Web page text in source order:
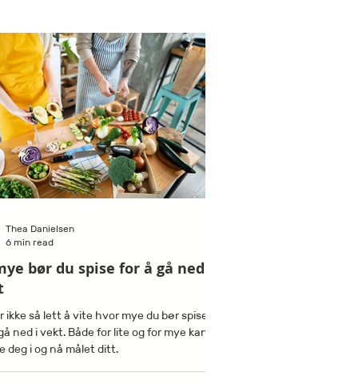
bør du spise for å gå ned i
ikke så lett å vite hvor mye du bør spise
ned i vekt. Både for lite og for mye kan
deg i og nå målet ditt.
Thea Danielsen
6 min read